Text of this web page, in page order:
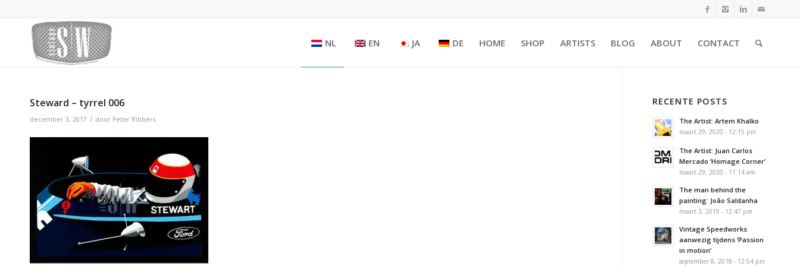
NL EN JA DE HOME SHOP ARTISTS BLOG ABOUT CONTACT
Steward – tyrrel 006
december 3, 2017 / door Peter Ribbers
RECENTE POSTS
The Artist: Artem Khalko
maart 29, 2020 - 12:15 pm
The Artist: Juan Carlos
Mercado ‘Homage Corner’
maart 29, 2020 - 11:14 am
The man behind the
painting: João Saldanha
maart 3, 2019 - 12:47 pm
Vintage Speedworks
aanwezig tijdens ‘Passion
in motion’
september 8, 2018 - 12:54 pm